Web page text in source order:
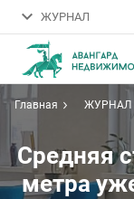
ЖУРНАЛ
Главная ЖУРНАЛ
Средняя
метра